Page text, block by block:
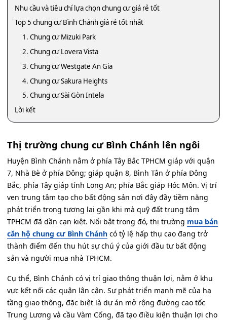
Nhu cầu và tiêu chí lựa chọn chung cư giá rẻ tốt
Top 5 chung cư Bình Chánh giá rẻ tốt nhất
1. Chung cư Mizuki Park
2. Chung cư Lovera Vista
3. Chung cư Westgate An Gia
4. Chung cư Sakura Heights
5. Chung cư Sài Gòn Intela
Lời kết
Thị trường chung cư Bình Chánh lên ngôi
Huyện Bình Chánh nằm ở phía Tây Bắc TPHCM giáp với quận
7, Nhà Bè ở phía Đông; giáp quận 8, Bình Tân ở phía Đông
Bắc, phía Tây giáp tỉnh Long An; phía Bắc giáp Hóc Môn. Vị trí
ven trung tâm tạo cho bất động sản nơi đây đầy tiềm năng
phát triển trong tương lai gần khi mà quỹ đất trung tâm
TPHCM đã dần cạn kiệt. Nổi bật trong đó, thị trường mua bán
căn hộ chung cư Bình Chánh có tỷ lệ hấp thụ cao đang trở
thành điểm đến thu hút sự chú ý của giới đầu tư bất động
sản và người mua nhà TPHCM.
Cụ thể, Bình Chánh có vị trí giao thông thuận lợi, nằm ở khu
vực kết nối các quận lân cận. Sự phát triển mạnh mẽ của hạ
tầng giao thông, đặc biệt là dự án mở rộng đường cao tốc
Trung Lương và cầu Vàm Cống, đã tạo điều kiện thuận lợi cho